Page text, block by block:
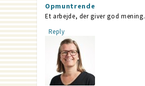
Opmuntrende
Et arbejde, der giver god mening.
Reply